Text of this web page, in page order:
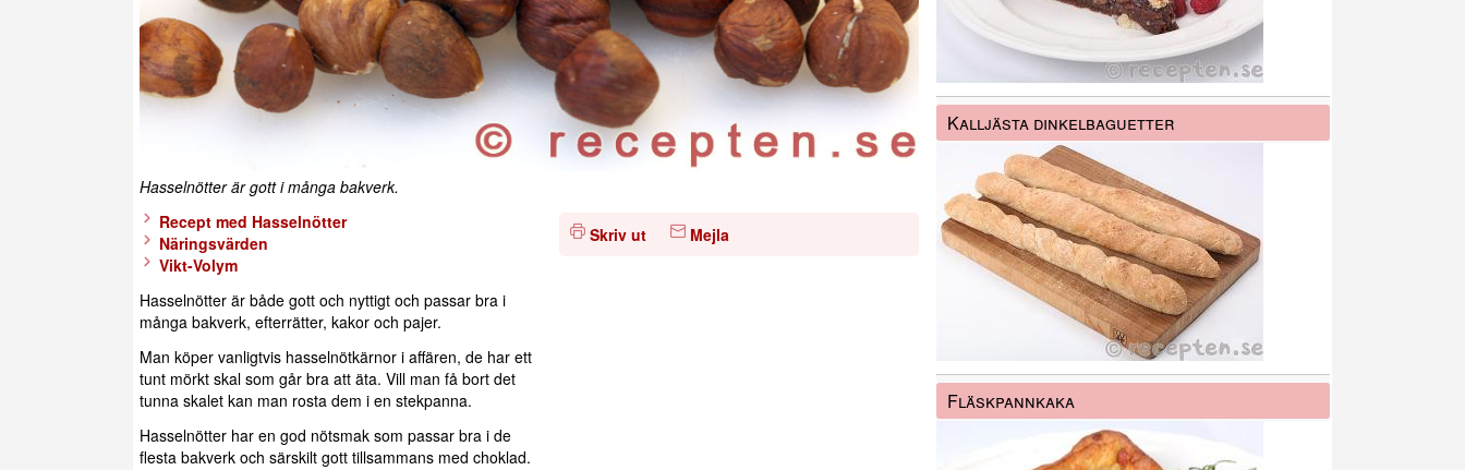
Hasselnötter är gott i många bakverk.
Skriv ut Mejla
Recept med Hasselnötter
Näringsvärden
Vikt-Volym
Hasselnötter är både gott och nyttigt och passar bra i
många bakverk, efterrätter, kakor och pajer.
Man köper vanligtvis hasselnötkärnor i affären, de har ett
tunt mörkt skal som går bra att äta. Vill man få bort det
tunna skalet kan man rosta dem i en stekpanna.
Hasselnötter har en god nötsmak som passar bra i de
flesta bakverk och särskilt gott tillsammans med choklad.
Kalljästa dinkelbaguetter
Fläskpannkaka